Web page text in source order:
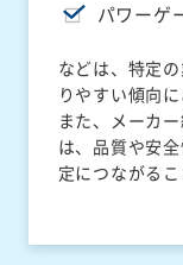
パワーゲ
などは、特定
りやすい傾向に
また、メーカ
は、品質や安
定につながるこ